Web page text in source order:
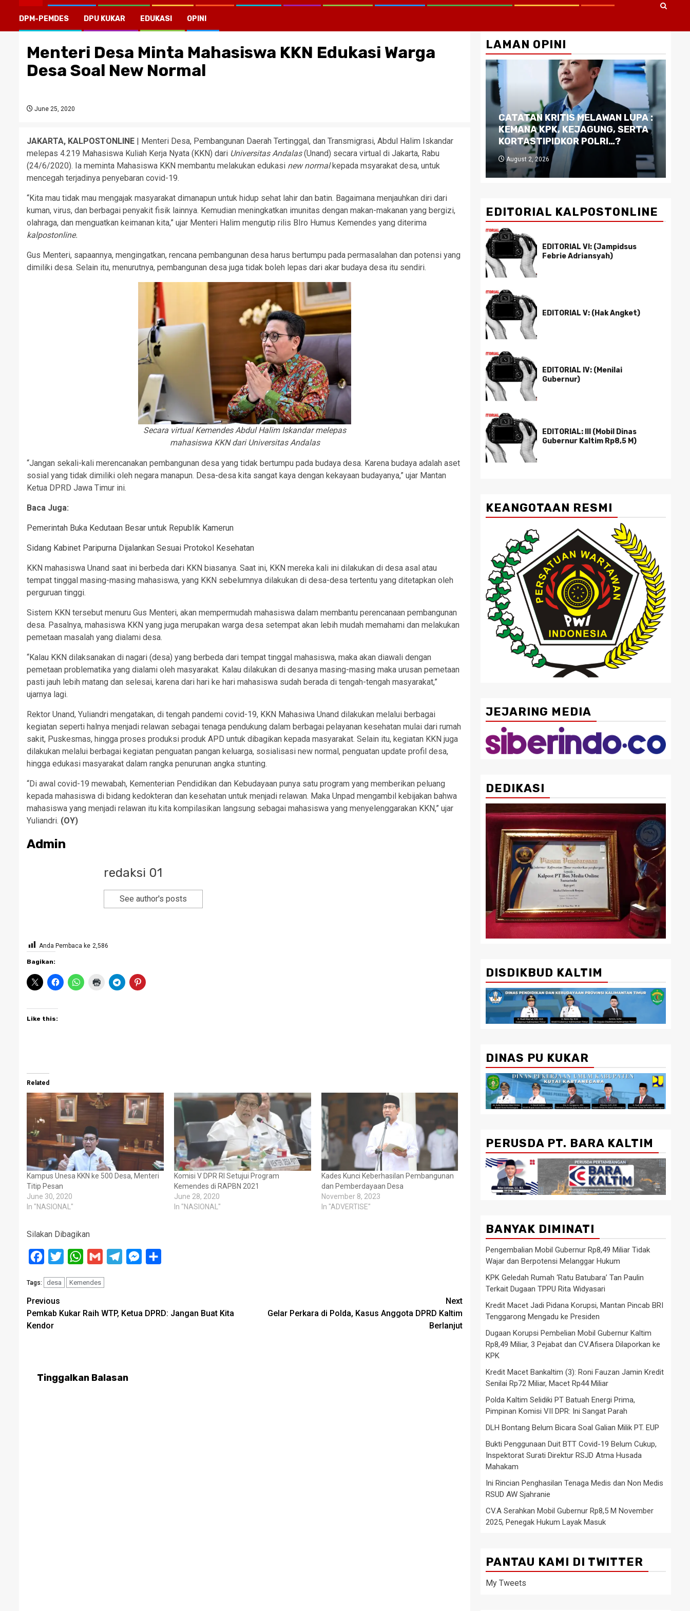
DPM-PEMDES DPU KUKAR EDUKASI OPINI
Menteri Desa Minta Mahasiswa KKN Edukasi Warga
Desa Soal New Normal
June 25, 2020
JAKARTA, KALPOSTONLINE | Menteri Desa, Pembangunan Daerah Tertinggal, dan Transmigrasi, Abdul Halim Iskandar
melepas 4.219 Mahasiswa Kuliah Kerja Nyata (KKN) dari Universitas Andalas(Unand) secara virtual di Jakarta, Rabu
(24/6/2020). Ia meminta Mahasiswa KKN membantu melakukan edukasi new normalkepada msyarakat desa, untuk
mencegah terjadinya penyebaran covid-19.
“Kita mau tidak mau mengajak masyarakat dimanapun untuk hidup sehat lahir dan batin. Bagaimana menjauhkan diri dari
kuman, virus, dan berbagai penyakit fisik lainnya. Kemudian meningkatkan imunitas dengan makan-makanan yang bergizi,
olahraga, dan menguatkan keimanan kita,” ujar Menteri Halim mengutip rilis BIro Humus Kemendes yang diterima
kalpostonline.
Gus Menteri, sapaannya, mengingatkan, rencana pembangunan desa harus bertumpu pada permasalahan dan potensi yang
dimiliki desa. Selain itu, menurutnya, pembangunan desa juga tidak boleh lepas dari akar budaya desa itu sendiri.
Secara virtual Kemendes Abdul Halim Iskandar melepas
mahasiswa KKN dari Universitas Andalas
“Jangan sekali-kali merencanakan pembangunan desa yang tidak bertumpu pada budaya desa. Karena budaya adalah aset
sosial yang tidak dimiliki oleh negara manapun. Desa-desa kita sangat kaya dengan kekayaan budayanya,” ujar Mantan
Ketua DPRD Jawa Timur ini.
Baca Juga:
Pemerintah Buka Kedutaan Besar untuk Republik Kamerun
Sidang Kabinet Paripurna Dijalankan Sesuai Protokol Kesehatan
KKN mahasiswa Unand saat ini berbeda dari KKN biasanya. Saat ini, KKN mereka kali ini dilakukan di desa asal atau
tempat tinggal masing-masing mahasiswa, yang KKN sebelumnya dilakukan di desa-desa tertentu yang ditetapkan oleh
perguruan tinggi.
Sistem KKN tersebut menuru Gus Menteri, akan mempermudah mahasiswa dalam membantu perencanaan pembangunan
desa. Pasalnya, mahasiswa KKN yang juga merupakan warga desa setempat akan lebih mudah memahami dan melakukan
pemetaan masalah yang dialami desa.
“Kalau KKN dilaksanakan di nagari (desa) yang berbeda dari tempat tinggal mahasiswa, maka akan diawali dengan
pemetaan problematika yang dialami oleh masyarakat. Kalau dilakukan di desanya masing-masing maka urusan pemetaan
pasti jauh lebih matang dan selesai, karena dari hari ke hari mahasiswa sudah berada di tengah-tengah masyarakat,”
ujarnya lagi.
Rektor Unand, Yuliandri mengatakan, di tengah pandemi covid-19, KKN Mahasiwa Unand dilakukan melalui berbagai
kegiatan seperti halnya menjadi relawan sebagai tenaga pendukung dalam berbagai pelayanan kesehatan mulai dari rumah
sakit, Puskesmas, hingga proses produksi produk APD untuk dibagikan kepada masyarakat. Selain itu, kegiatan KKN juga
dilakukan melalui berbagai kegiatan penguatan pangan keluarga, sosialisasi new normal, penguatan update profil desa,
hingga edukasi masyarakat dalam rangka penurunan angka stunting.
“Di awal covid-19 mewabah, Kementerian Pendidikan dan Kebudayaan punya satu program yang memberikan peluang
kepada mahasiswa di bidang kedokteran dan kesehatan untuk menjadi relawan. Maka Unpad mengambil kebijakan bahwa
mahasiswa yang menjadi relawan itu kita kompilasikan langsung sebagai mahasiswa yang menyelenggarakan KKN,” ujar
Yuliandri. (OY)
Admin
redaksi 01
See author's posts
Anda Pembaca ke 2,586
Bagikan:
Like this:
Related
Kampus Unesa KKN ke 500 Desa, Menteri
Titip Pesan
June 30, 2020
In "NASIONAL"
Komisi V DPR RI Setujui Program
Kemendes di RAPBN 2021
June 28, 2020
In "NASIONAL"
Kades Kunci Keberhasilan Pembangunan
dan Pemberdayaan Desa
November 8, 2023
In "ADVERTISE"
Silakan Dibagikan
Facebook
Twitter WhatsApp
Gmail TelegramMessenger
Tags: desa Kemendes
Post
navigation
Previous
Pemkab Kukar Raih WTP, Ketua DPRD: Jangan Buat Kita
Kendor
Next
Gelar Perkara di Polda, Kasus Anggota DPRD Kaltim
Berlanjut
Tinggalkan Balasan
LAMAN OPINI
CATATAN KRITIS MELAWAN LUPA :
KEMANA KPK, KEJAGUNG, SERTA
KORTASTIPIDKOR POLRI…?
August 2, 2026
EDITORIAL KALPOSTONLINE
EDITORIAL VI: (Jampidsus
Febrie Adriansyah)
EDITORIAL V: (Hak Angket)
EDITORIAL IV: (Menilai
Gubernur)
EDITORIAL: III (Mobil Dinas
Gubernur Kaltim Rp8,5 M)
KEANGOTAAN RESMI
JEJARING MEDIA
DEDIKASI
DISDIKBUD KALTIM
DINAS PU KUKAR
PERUSDA PT. BARA KALTIM
BANYAK DIMINATI
Pengembalian Mobil Gubernur Rp8,49 Miliar Tidak
Wajar dan Berpotensi Melanggar Hukum
KPK Geledah Rumah ‘Ratu Batubara’ Tan Paulin
Terkait Dugaan TPPU Rita Widyasari
Kredit Macet Jadi Pidana Korupsi, Mantan Pincab BRI
Tenggarong Mengadu ke Presiden
Dugaan Korupsi Pembelian Mobil Gubernur Kaltim
Rp8,49 Miliar, 3 Pejabat dan CV.Afisera Dilaporkan ke
KPK
Kredit Macet Bankaltim (3): Roni Fauzan Jamin Kredit
Senilai Rp72 Miliar, Macet Rp44 Miliar
Polda Kaltim Selidiki PT Batuah Energi Prima,
Pimpinan Komisi VII DPR: Ini Sangat Parah
DLH Bontang Belum Bicara Soal Galian Milik PT. EUP
Bukti Penggunaan Duit BTT Covid-19 Belum Cukup,
Inspektorat Surati Direktur RSJD Atma Husada
Mahakam
Ini Rincian Penghasilan Tenaga Medis dan Non Medis
RSUD AW Sjahranie
CV.A Serahkan Mobil Gubernur Rp8,5 M November
2025, Penegak Hukum Layak Masuk
PANTAU KAMI DI TWITTER
My Tweets